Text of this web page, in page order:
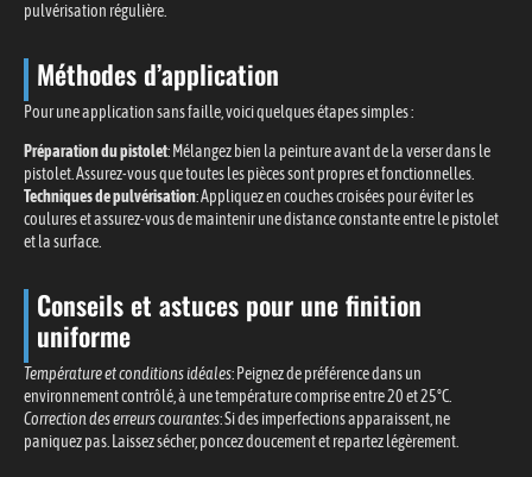
pulvérisation régulière.
Méthodes d’application
Pour une application sans faille, voici quelques étapes simples :
Préparation du pistolet: Mélangez bien la peinture avant de la verser dans le
pistolet. Assurez-vous que toutes les pièces sont propres et fonctionnelles.
Techniques de pulvérisation: Appliquez en couches croisées pour éviter les
coulures et assurez-vous de maintenir une distance constante entre le pistolet
et la surface.
Conseils et astuces pour une finition
uniforme
Température et conditions idéales: Peignez de préférence dans un
environnement contrôlé, à une température comprise entre 20 et 25°C.
Correction des erreurs courantes: Si des imperfections apparaissent, ne
paniquez pas. Laissez sécher, poncez doucement et repartez légèrement.